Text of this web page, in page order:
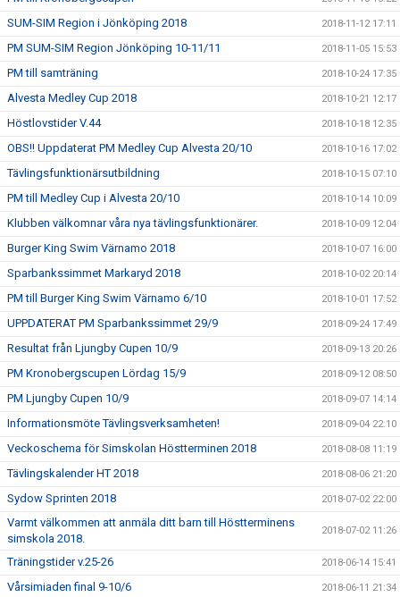
SUM-SIM Region i Jönköping 2018 2018-11-12 17:11
PM SUM-SIM Region Jönköping 10-11/11 2018-11-05 15:53
PM till samträning 2018-10-24 17:35
Alvesta Medley Cup 2018 2018-10-21 12:17
Höstlovstider V.44 2018-10-18 12:35
OBS!! Uppdaterat PM Medley Cup Alvesta 20/10 2018-10-16 17:02
Tävlingsfunktionärsutbildning 2018-10-15 07:10
PM till Medley Cup i Alvesta 20/10 2018-10-14 10:09
Klubben välkomnar våra nya tävlingsfunktionärer. 2018-10-09 12:04
Burger King Swim Värnamo 2018 2018-10-07 16:00
Sparbankssimmet Markaryd 2018 2018-10-02 20:14
PM till Burger King Swim Värnamo 6/10 2018-10-01 17:52
UPPDATERAT PM Sparbankssimmet 29/9 2018-09-24 17:49
Resultat från Ljungby Cupen 10/9 2018-09-13 20:26
PM Kronobergscupen Lördag 15/9 2018-09-12 08:50
PM Ljungby Cupen 10/9 2018-09-07 14:14
Informationsmöte Tävlingsverksamheten! 2018-09-04 22:10
Veckoschema för Simskolan Höstterminen 2018 2018-08-08 11:19
Tävlingskalender HT 2018 2018-08-06 21:20
Sydow Sprinten 2018 2018-07-02 22:00
Varmt välkommen att anmäla ditt barn till Höstterminens
simskola 2018.
2018-07-02 11:26
Träningstider v.25-26 2018-06-14 15:41
Vårsimiaden final 9-10/6 2018-06-11 21:34